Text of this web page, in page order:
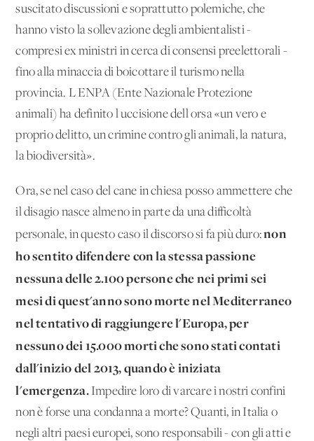
suscitato discussioni e soprattutto polemiche, che
hanno visto la sollevazione degli ambientalisti -
compresi ex ministri in cerca di consensi preelettorali -
fino alla minaccia di boicottare il turismo nella
provincia. L'ENPA (Ente Nazionale Protezione
animali) ha definito l'uccisione dell'orsa «un vero e
proprio delitto, un crimine contro gli animali, la natura,
la biodiversità».
Ora, se nel caso del cane in chiesa posso ammettere che
il disagio nasce almeno in parte da una difficoltà
personale, in questo caso il discorso si fa più duro:non
ho sentito difendere con la stessa passione
nessuna delle 2.100 persone che nei primi sei
mesi di quest'anno sono morte nel Mediterraneo
nel tentativo di raggiungere l'Europa, per
nessuno dei 15.000 morti che sono stati contati
dall'inizio del 2013, quando è iniziata
l'emergenza. Impedire loro di varcare i nostri confini
non è forse una condanna a morte? Quanti, in Italia o
negli altri paesi europei, sono responsabili - con gli atti e